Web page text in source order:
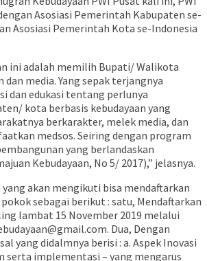
Asosiasi Pemerintah Kabupaten se-
Asosiasi Pemerintah Kota se-Indonesia
ini adalah memilih Bupati/ Walikota
dan media. Yang sepak terjangnya
dan edukasi tentang perlunya
kota berbasis kebudayaan yang
berkarakter, melek media, dan
medsos. Seiring dengan program
yang berlandaskan
Kebudayaan, No 5/ 2017),” jelasnya.
akan mengikuti bisa mendaftarkan
sebagai berikut : satu, Mendaftarkan
lambat 15 November 2019 melalui
Dua, Dengan
yang didalmnya berisi : a. Aspek Inovasi
serta implementasi – yang mengarus